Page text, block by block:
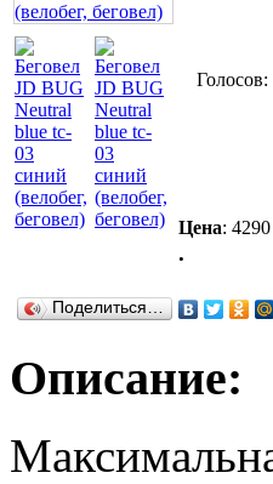
Голосов:
Цена:
.
Поделиться…
Описание: